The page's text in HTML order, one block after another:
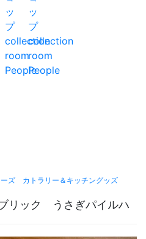
ーズ カトラリー＆キッチングッズ
リック うさぎパイルハ